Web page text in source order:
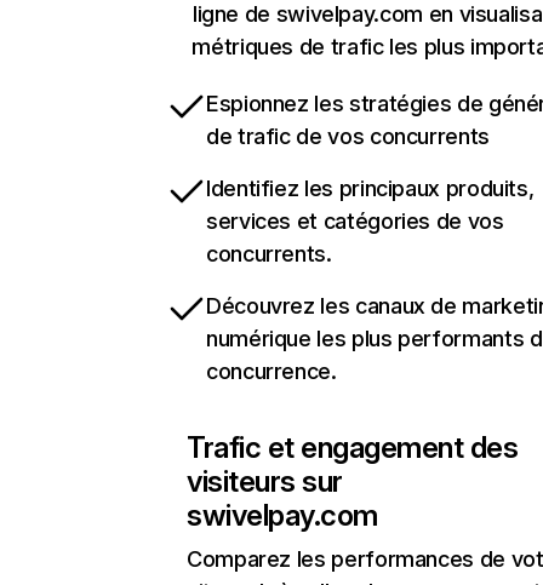
ligne de swivelpay.com en
métriques de trafic les plus
Espionnez les stratégies de
de trafic de vos concurrents
Identifiez les principaux produits,
services et catégories de vos
concurrents.
Découvrez les canaux de
numérique les plus performants
concurrence.
Trafic et engagement des
visiteurs sur
swivelpay.com
Comparez les performances de